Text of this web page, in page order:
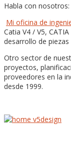
Habla con nosotros:
Mi oficina de
Catia V4 / V5,
desarrollo de piezas
Otro sector de
proyectos,
proveedores en la
desde 1999.